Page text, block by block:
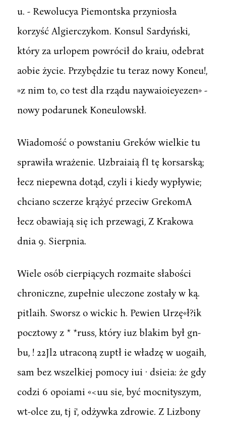
u. - Rewolucya Piemontska przyniosła
korzyść Algierczykom. Konsul Sardyński,
który za urlopem powrócił do kraiu, odebrat
aobie życie. Przybędzie tu teraz nowy Koneu!,
»z nim to, co test dla rządu naywaioieyezen» -
nowy podarunek Koneulowskł.
Wiadomość o powstaniu Greków wielkie tu
sprawiła wrażenie. Uzbraiaią fI tę korsarską;
łecz niepewna dotąd, czyli i kiedy wypływie;
chciano sczerze krążyć przeciw GrekomA
łecz obawiają się ich przewagi, Z Krakowa
dnia 9. Sierpnia.
Wiele osób cierpiących rozmaite słabości
chroniczne, zupełnie uleczone zostały w ką.
pitlaih. Sworsz o wickic h. Pewien Urzę«ł?ik
pocztowy z * *russ, który iuz blakim był gn-
bu, ! 22Jl2 utraconą zuptł ie władzę w uogaih,
sam bez wszelkiej pomocy iui · dsieia: że gdy
codzi 6 opoiami «<uu sie, być mocnityszym,
wt-olce zu, tj i', odżywka zdrowie. Z Lizbony